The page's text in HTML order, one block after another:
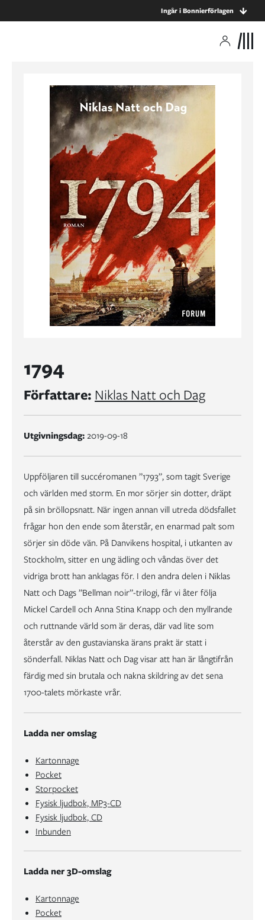
Ingår i Bonnierförlagen
1794
Författare: Niklas Natt och Dag
Utgivningsdag:2019-09-18
Uppföljaren till succéromanen ”1793”, som tagit Sverige
och världen med storm. En mor sörjer sin dotter, dräpt
på sin bröllopsnatt. När ingen annan vill utreda dödsfallet
frågar hon den ende som återstår, en enarmad palt som
sörjer sin döde vän. På Danvikens hospital, i utkanten av
Stockholm, sitter en ung ädling och våndas över det
vidriga brott han anklagas för. I den andra delen i Niklas
Natt och Dags ”Bellman noir”-trilogi, får vi åter följa
Mickel Cardell och Anna Stina Knapp och den myllrande
och ruttnande värld som är deras, där vad lite som
återstår av den gustavianska ärans prakt är statt i
sönderfall. Niklas Natt och Dag visar att han är långtifrån
färdig med sin brutala och nakna skildring av det sena
1700-talets mörkaste vrår.
Ladda ner omslag
Kartonnage
Pocket
Storpocket
Fysisk ljudbok, MP3-CD
Fysisk ljudbok, CD
Inbunden
Ladda ner 3D-omslag
Kartonnage
Pocket